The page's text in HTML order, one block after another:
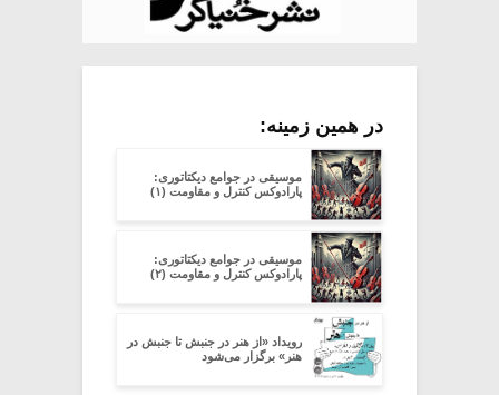
در همین زمینه:
موسیقی در جوامع دیکتاتوری:
پارادوکس کنترل و مقاومت (۱)
موسیقی در جوامع دیکتاتوری:
پارادوکس کنترل و مقاومت (۲)
رویداد «از هنر در جنبش تا جنبش در
هنر» برگزار می‌شود